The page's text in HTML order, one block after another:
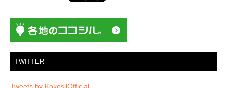
TWITTER